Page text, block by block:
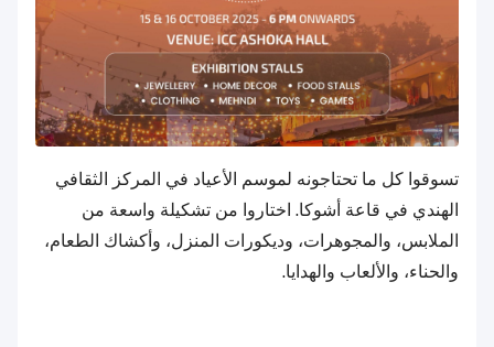
تسوقوا كل ما تحتاجونه لموسم الأعياد في المركز الثقافي
الهندي في قاعة أشوكا. اختاروا من تشكيلة واسعة من
الملابس، والمجوهرات، وديكورات المنزل، وأكشاك الطعام،
والحناء، والألعاب والهدايا.